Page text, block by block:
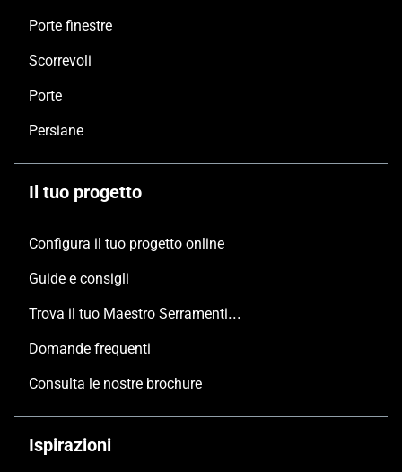
Porte finestre
Scorrevoli
Porte
Persiane
Il tuo progetto
Configura il tuo progetto online
Guide e consigli
Trova il tuo Maestro Serramentista Domal
Domande frequenti
Consulta le nostre brochure
Ispirazioni